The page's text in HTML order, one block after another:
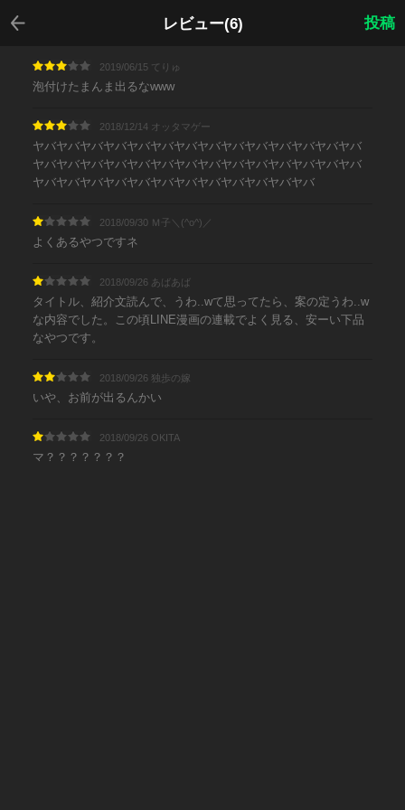
レビュー(6)
戻る
投稿
2019/06/15 てりゅ
泡付けたまんま出るなwww
2018/12/14 オッタマゲー
ヤバヤバヤバヤバヤバヤバヤバヤバヤバヤバヤバヤバヤバヤバ
ヤバヤバヤバヤバヤバヤバヤバヤバヤバヤバヤバヤバヤバヤバ
ヤバヤバヤバヤバヤバヤバヤバヤバヤバヤバヤバヤバ
2018/09/30 Ｍ子＼(^o^)／
よくあるやつですネ
2018/09/26 あばあば
タイトル、紹介文読んで、うわ..wて思ってたら、案の定うわ..w
な内容でした。この頃LINE漫画の連載でよく見る、安ーい下品
なやつです。
2018/09/26 独歩の嫁
いや、お前が出るんかい
2018/09/26 OKITA
マ？？？？？？？